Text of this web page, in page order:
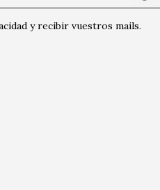
y recibir vuestros mails.